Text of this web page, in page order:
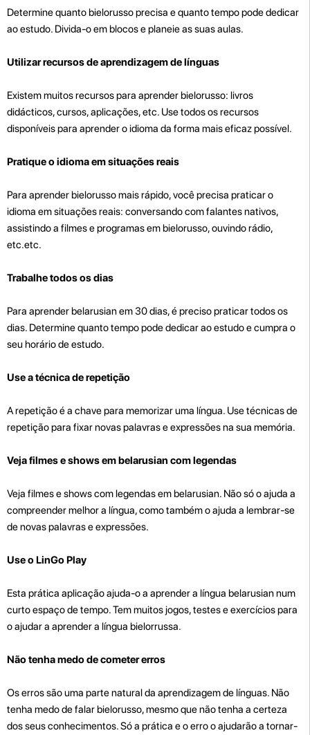
Determine quanto bielorusso precisa e quanto tempo pode dedicar
ao estudo. Divida-o em blocos e planeie as suas aulas.
Utilizar recursos de aprendizagem de línguas
Existem muitos recursos para aprender bielorusso: livros
didácticos, cursos, aplicações, etc. Use todos os recursos
disponíveis para aprender o idioma da forma mais eficaz possível.
Pratique o idioma em situações reais
Para aprender bielorusso mais rápido, você precisa praticar o
idioma em situações reais: conversando com falantes nativos,
assistindo a filmes e programas em bielorusso, ouvindo rádio,
etc.etc.
Trabalhe todos os dias
Para aprender belarusian em 30 dias, é preciso praticar todos os
dias. Determine quanto tempo pode dedicar ao estudo e cumpra o
seu horário de estudo.
Use a técnica de repetição
A repetição é a chave para memorizar uma língua. Use técnicas de
repetição para fixar novas palavras e expressões na sua memória.
Veja filmes e shows em belarusian com legendas
Veja filmes e shows com legendas em belarusian. Não só o ajuda a
compreender melhor a língua, como também o ajuda a lembrar-se
de novas palavras e expressões.
Use o LinGo Play
Esta prática aplicação ajuda-o a aprender a língua belarusian num
curto espaço de tempo. Tem muitos jogos, testes e exercícios para
o ajudar a aprender a língua bielorrussa.
Não tenha medo de cometer erros
Os erros são uma parte natural da aprendizagem de línguas. Não
tenha medo de falar bielorusso, mesmo que não tenha a certeza
dos seus conhecimentos. Só a prática e o erro o ajudarão a tornar-